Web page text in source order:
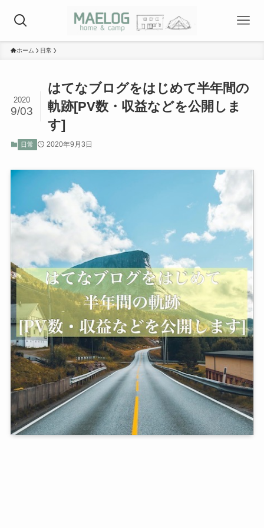
ホーム 日常
はてなブログをはじめて半年間の
軌跡[PV数・収益などを公開しま
す]
2020
9/03
日常 2020年9月3日